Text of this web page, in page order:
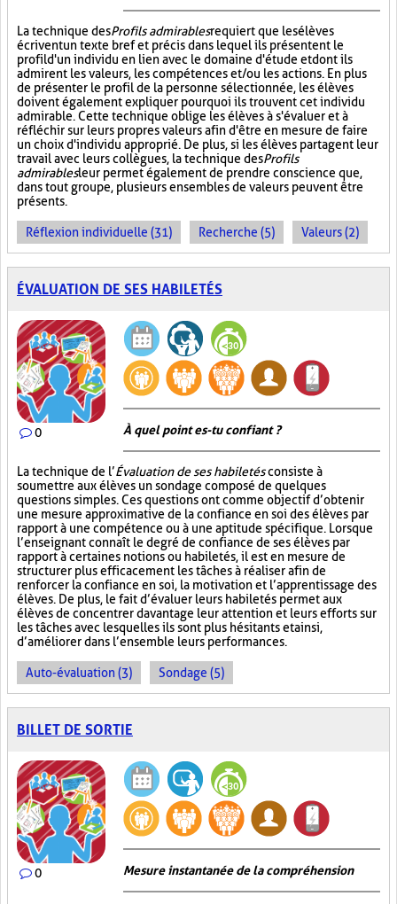
La technique desProfils admirablesrequiert que les élèves
écrivent un texte bref et précis dans lequel ils présentent le
profil d'un individu en lien avec le domaine d'étude et dont ils
admirent les valeurs, les compétences et/ou les actions. En plus
de présenter le profil de la personne sélectionnée, les élèves
doivent également expliquer pourquoi ils trouvent cet individu
admirable. Cette technique oblige les élèves à s'évaluer et à
réfléchir sur leurs propres valeurs afin d'être en mesure de faire
un choix d'individu approprié. De plus, si les élèves partagent leur
travail avec leurs collègues, la technique desProfils
admirablesleur permet également de prendre conscience que,
dans tout groupe, plusieurs ensembles de valeurs peuvent être
présents.
Réflexion individuelle (31) Recherche (5) Valeurs (2)
ÉVALUATION DE SES HABILETÉS
0 À quel point es-tu confiant ?
La technique de l’Évaluation de ses habiletésconsiste à
soumettre aux élèves un sondage composé de quelques
questions simples. Ces questions ont comme objectif d’obtenir
une mesure approximative de la confiance en soi des élèves par
rapport à une compétence ou à une aptitude spécifique. Lorsque
l’enseignant connaît le degré de confiance de ses élèves par
rapport à certaines notions ou habiletés, il est en mesure de
structurer plus efficacement les tâches à réaliser afin de
renforcer la confiance en soi, la motivation et l’apprentissage des
élèves. De plus, le fait d’évaluer leurs habiletés permet aux
élèves de concentrer davantage leur attention et leurs efforts sur
les tâches avec lesquelles ils sont plus hésitants et ainsi,
d’améliorer dans l’ensemble leurs performances.
Auto-évaluation (3) Sondage (5)
BILLET DE SORTIE
0 Mesure instantanée de la compréhension